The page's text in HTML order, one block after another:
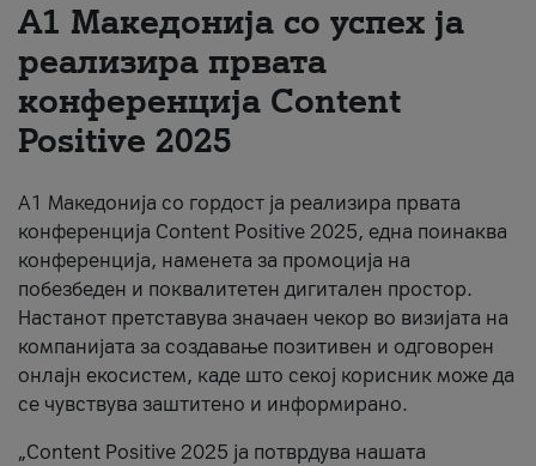
#ПодобарОнлајн
А1 Македонија со успех ја
реализира првата
конференција Content
Positive 2025
А1 Македонија со гордост ја реализира првата
конференција Content Positive 2025, една поинаква
конференција, наменета за промоција на
побезбеден и поквалитетен дигитален простор.
Настанот претставува значаен чекор во визијата на
компанијата за создавање позитивен и одговорен
онлајн екосистем, каде што секој корисник може да
се чувствува заштитено и информирано.
„Content Positive 2025 ја потврдува нашата